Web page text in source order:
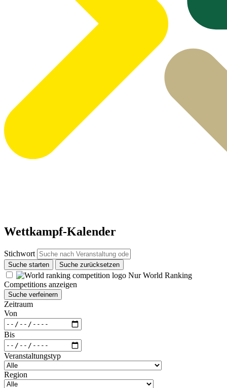
Wettkampf-Kalender
Stichwort
Suche starten Suche zurücksetzen
Nur World Ranking
Competitions anzeigen
Suche verfeinern
Zeitraum
Von
Bis
Veranstaltungstyp
Region